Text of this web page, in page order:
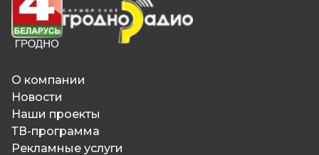
О компании
Новости
Наши проекты
ТВ-программа
Рекламные услуги